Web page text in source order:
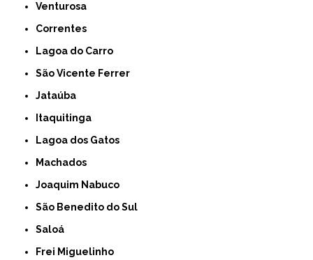
Venturosa
Correntes
Lagoa do Carro
São Vicente Ferrer
Jataúba
Itaquitinga
Lagoa dos Gatos
Machados
Joaquim Nabuco
São Benedito do Sul
Saloá
Frei Miguelinho